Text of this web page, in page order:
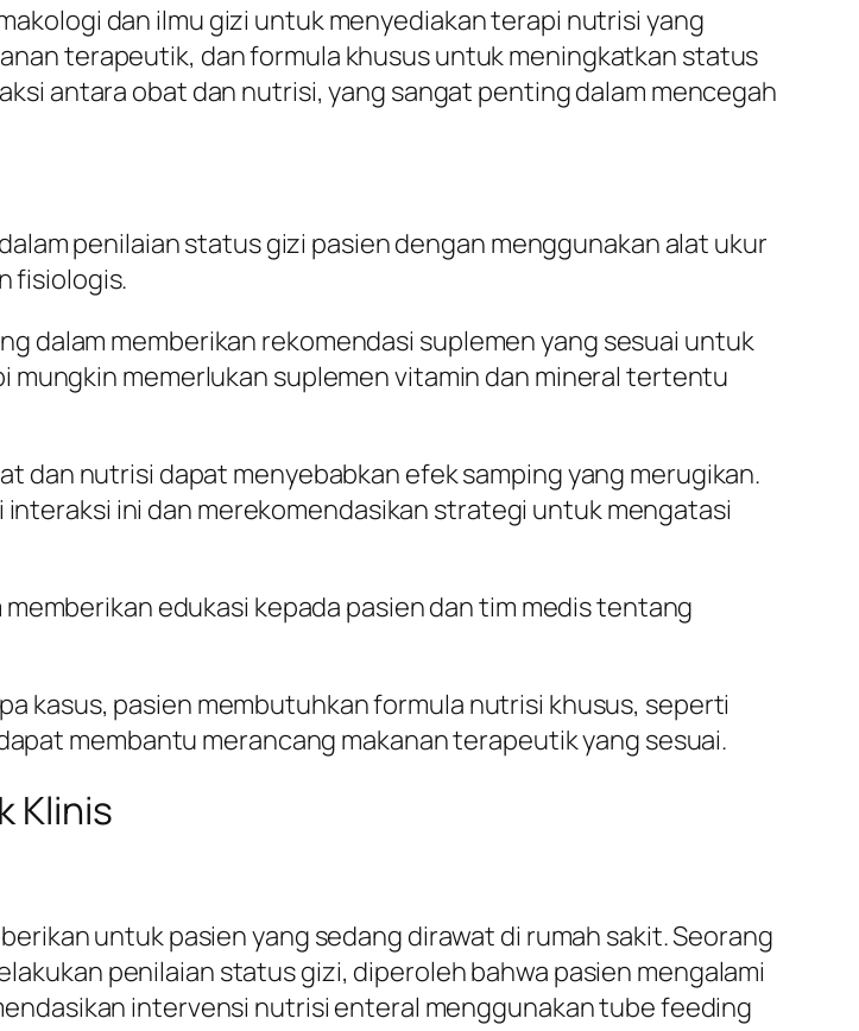
dan ilmu gizi untuk menyediakan terapi nutrisi yang
terapeutik, dan formula khusus untuk meningkatkan status
antara obat dan nutrisi, yang sangat penting dalam mencegah
penilaian status gizi pasien dengan menggunakan alat ukur
fisiologis.
dalam memberikan rekomendasi suplemen yang sesuai untuk
memerlukan suplemen vitamin dan mineral tertentu
dan nutrisi dapat menyebabkan efek samping yang merugikan.
ini dan merekomendasikan strategi untuk mengatasi
edukasi kepada pasien dan tim medis tentang
kasus, pasien membutuhkan formula nutrisi khusus, seperti
membantu merancang makanan terapeutik yang sesuai.
Klinis
untuk pasien yang sedang dirawat di rumah sakit. Seorang
penilaian status gizi, diperoleh bahwa pasien mengalami
intervensi nutrisi enteral menggunakan tube feeding